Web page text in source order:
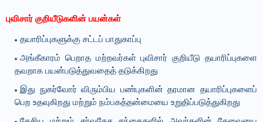
புவிசார் குறியீடுகளின் பயன்கள்
தயாரிப்புகளுக்கு சட்டப் பாதுகாப்பு
அங்கீகாரம் பெறாத மற்றவர்கள் புவிசார் குறியீடு தயாரிப்புகளை
தவறாக பயன்படுத்துவதைத் தடுக்கிறது
இது நுகர்வோர் விரும்பிய பண்புகளின் தரமான தயாரிப்புகளைப்
பெற உதவுகிறது மற்றும் நம்பகத்தன்மையை உறுதிப்படுத்துகிறது